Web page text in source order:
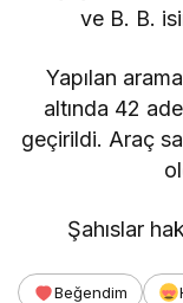
ve B. B.
Yapılan
altında 42
geçirildi. Araç
Şahıslar
Beğendim